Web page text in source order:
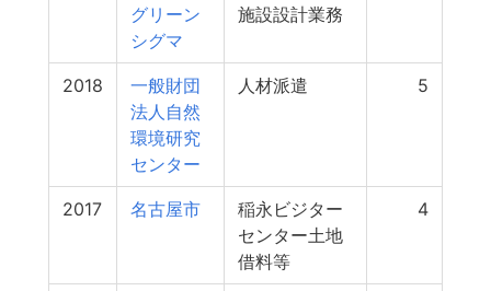
グリーン
シグマ
施設設計業務
2018
一般財団
法人自然
環境研究
センター
人材派遣 5
2017 名古屋市
稲永ビジター
センター土地
借料等
4